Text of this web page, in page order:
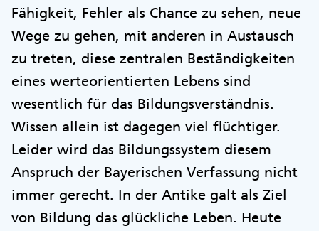
Fähigkeit, Fehler als Chance zu sehen, neue
Wege zu gehen, mit anderen in Austausch
zu treten, diese zentralen Beständigkeiten
eines werteorientierten Lebens sind
wesentlich für das Bildungsverständnis.
Wissen allein ist dagegen viel flüchtiger.
Leider wird das Bildungssystem diesem
Anspruch der Bayerischen Verfassung nicht
immer gerecht. In der Antike galt als Ziel
von Bildung das glückliche Leben. Heute